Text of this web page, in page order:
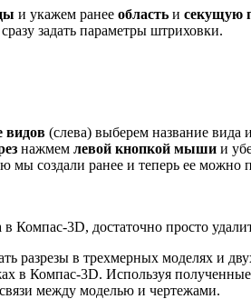
и укажем ранее область и секущую
задать параметры штриховки.
видов (слева) выберем название вида
нажмем левой кнопкой мыши и
мы создали ранее и теперь ее можно
в Компас-3D, достаточно просто
разрезы в трехмерных моделях и
в Компас-3D. Используя
между моделью и чертежами.